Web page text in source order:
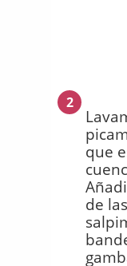
2
que
de